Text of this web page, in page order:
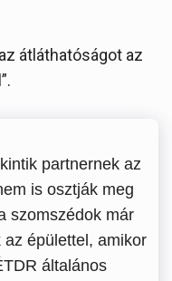
átláthatóságot az
partnernek az
is osztják meg
szomszédok már
épülettel, amikor
általános